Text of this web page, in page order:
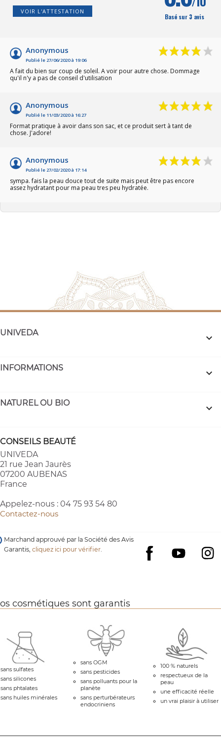
VOIR L'ATTESTATION
Basé sur 3 avis
Anonymous
Publié le 27/06/2020 à 19:06
A fait du bien sur coup de soleil. A voir pour autre chose. Dommage
qu'il n'y a pas de conseil d'utilisation
Anonymous
Publié le 11/03/2020 à 16:27
Format pratique à avoir dans son sac, et ce produit sert à tant de
chose. J'adore!
Anonymous
Publié le 27/02/2020 à 17:14
sympa. fais la peau douce tout de suite mais peut être pas encore
assez hydratant pour ma peau tres peu hydratée.
UNIVEDA 
INFORMATIONS 
NATUREL OU BIO 
CONSEILS BEAUTÉ
UNIVEDA
21 rue Jean Jaurès
07200 AUBENAS
France
Appelez-nous : 04 75 93 54 80
Contactez-nous
Facebook
YouTube
Marchand approuvé par la Société des Avis
Garantis,cliquez ici pour vérifier.
cosmétiques sont garantis
sans sulfates
sans silicones
sans phtalates
sans huiles minérales
sans OGM
sans pesticides
sans polluants pour la
planète
sans perturbérateurs
endocriniens
100 % naturels
respectueux de la
peau
une efficacité réelle
un vrai plaisir à utiliser